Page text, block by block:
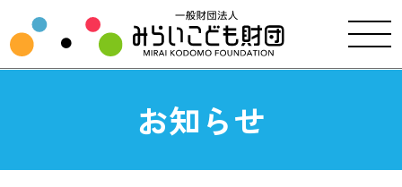
お知らせ